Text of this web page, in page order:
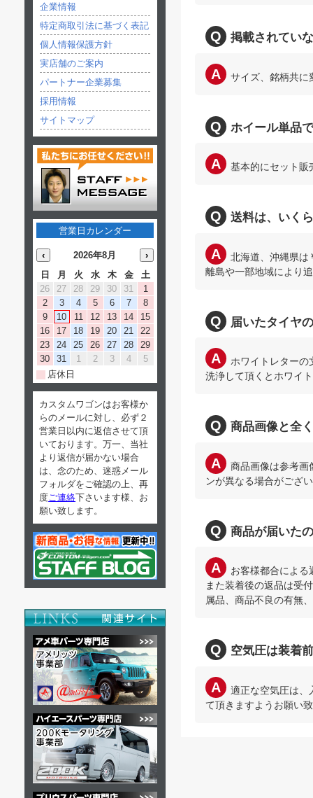
企業情報
特定商取引法に基づく表記
個人情報保護方針
実店舗のご案内
パートナー企業募集
採用情報
サイトマップ
営業日カレンダー
‹ 2026年8月
›
日
月 火 水 木 金
土
26
27 28 29 30 31
1
2
3 4 5 6 7
8
9
10 11 12 13 14
15
16
17 18 19 20 21
22
23
24 25 26 27 28
29
30
31 1 2 3 4
5
店休日
カスタムワゴンはお客様か
らのメールに対し、必ず２
営業日以内に返信させて頂
いております。万一、当社
より返信が届かない場合
は、念のため、迷惑メール
フォルダをご確認の上、再
度 ご連絡下さいます様、お
願い致します。
掲載されてい
サイズ、銘柄共に
ホイール単品
基本的にセット販
送料は、いく
北海道、沖縄県は
離島や一部地域により
届いたタイヤ
ホワイトレターの
洗浄して頂くとホワイ
商品画像と全
商品画像は参考画
ンが異なる場合がござ
商品が届いた
お客様都合による
また装着後の返品は受
属品、商品不良の有無
空気圧は装着
適正な空気圧は、
て頂きますようお願い